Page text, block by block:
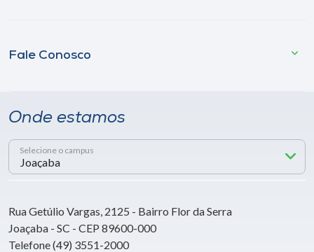
Fale Conosco
Onde estamos
Selecione o campus
Rua Getúlio Vargas, 2125 - Bairro Flor da Serra
Joaçaba - SC - CEP 89600-000
Telefone (49) 3551-2000